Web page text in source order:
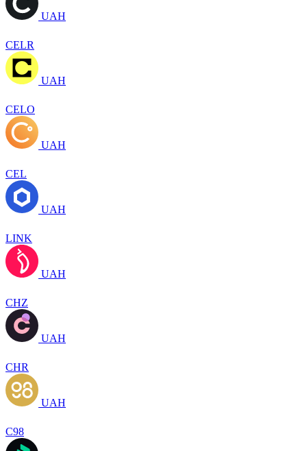
UAH
CELR
UAH
CELO
UAH
CEL
UAH
LINK
UAH
CHZ
UAH
CHR
UAH
C98